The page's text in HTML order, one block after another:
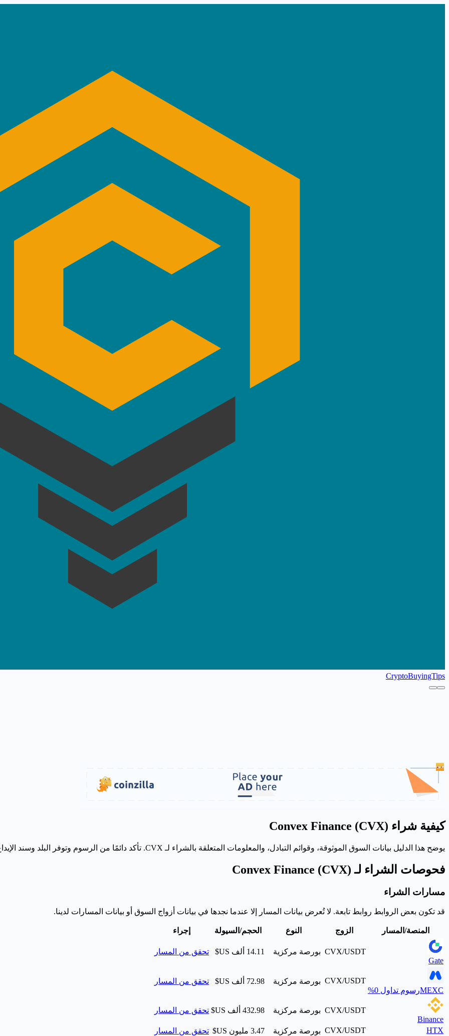
CryptoBuyingTips
كيفية شراء Convex Finance (CVX)
يوضح هذا الدليل بيانات السوق الموثوقة، وقوائم التبادل، والمعلومات المتعلقة بالشراء لـ CVX. تأكد دائمًا من الرسوم وتوفر البلد وسند الإيداع مباشرةً مع البورصة قبل إيداع الأموال.
فحوصات الشراء لـ Convex Finance (CVX)
مسارات الشراء
قد تكون بعض الروابط روابط تابعة. لا تُعرض بيانات المسار إلا عندما نجدها في بيانات أزواج السوق أو بيانات المسارات لدينا.
المنصة/المسار الزوج النوع الحجم/السيولة إجراء
Gate
CVX/USDT بورصة مركزية تحقق من المسار
MEXCرسوم تداول 0%
CVX/USDT بورصة مركزية تحقق من المسار
Binance
CVX/USDT بورصة مركزية تحقق من المسار
HTX
CVX/USDT بورصة مركزية تحقق من المسار